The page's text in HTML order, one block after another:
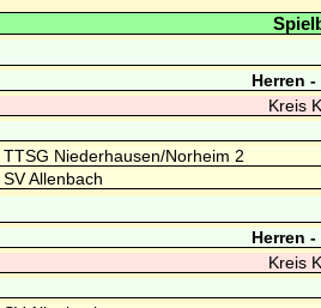
Herren
Kreis
TTSG Niederhausen/Norheim 2
SV Allenbach
Herren
Kreis